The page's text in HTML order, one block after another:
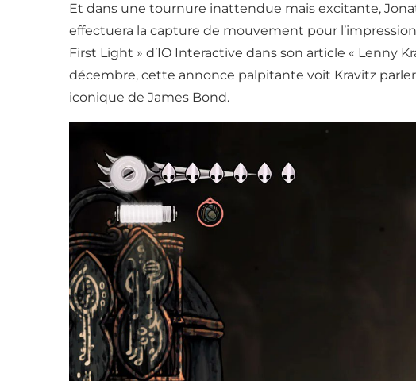
Et dans une tournure inattendue mais excitante,
effectuera la capture de mouvement pour
First Light » d’IO Interactive dans son article « Lenny
décembre, cette annonce palpitante voit Kravitz
iconique de James Bond.